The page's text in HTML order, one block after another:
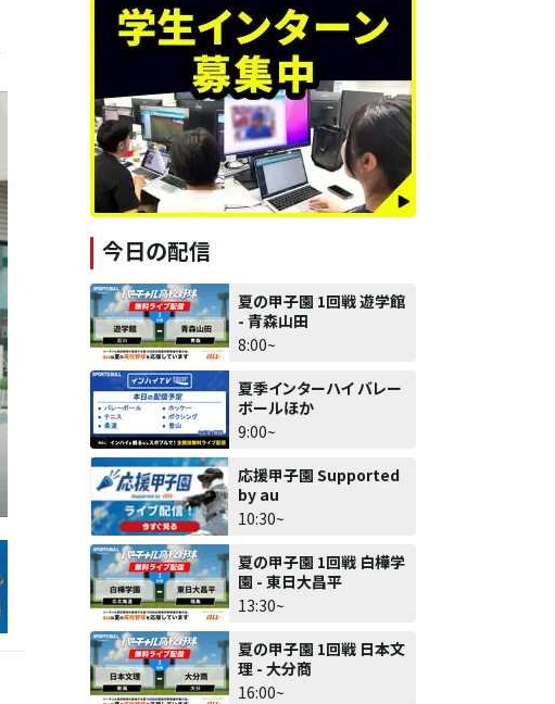
今日の配信
夏の甲子園 1回戦 遊学館
- 青森山田
8:00~
夏季インターハイ バレー
ボールほか
9:00~
応援甲子園 Supported
by au
10:30~
夏の甲子園 1回戦 白樺学
園 - 東日大昌平
13:30~
夏の甲子園 1回戦 日本文
理 - 大分商
16:00~